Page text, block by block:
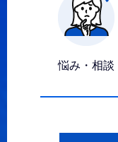
悩み・相談